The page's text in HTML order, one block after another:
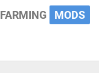
FARMING MODS